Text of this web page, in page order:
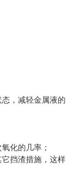
，减轻金属液的
化的几率；
挡渣措施，这样